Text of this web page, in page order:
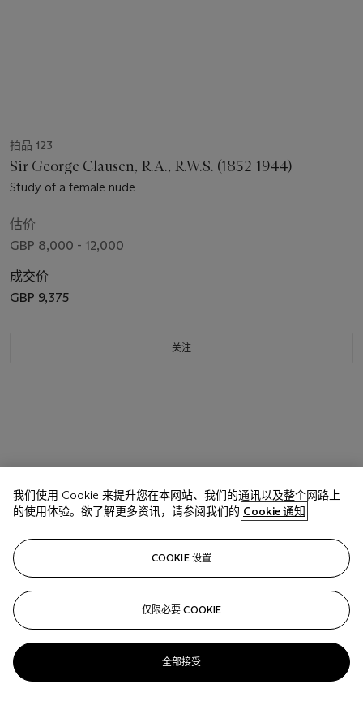
拍品 123
Sir George Clausen, R.A., R.W.S. (1852-1944)
Study of a female nude
估价
GBP 8,000 - 12,000
成交价
GBP 9,375
关注
我们使用 Cookie 来提升您在本网站、我们的通讯以及整个网路上
的使用体验。欲了解更多资讯，请参阅我们的 Cookie 通知
COOKIE 设置
仅限必要 COOKIE
全部接受